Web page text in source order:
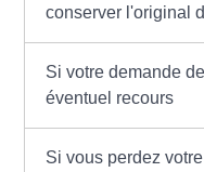
conserver l'original
Si votre demande
éventuel recours
Si vous perdez